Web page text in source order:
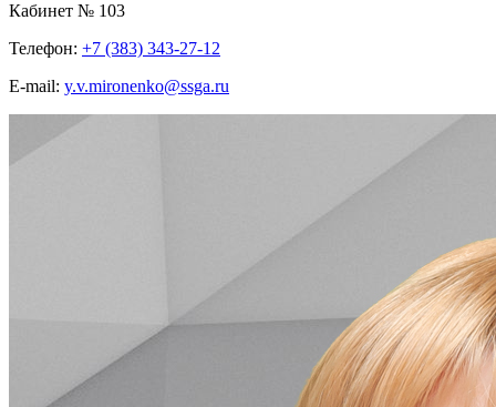
Кабинет № 103
Телефон: +7 (383) 343-27-12
E-mail: y.v.mironenko@ssga.ru